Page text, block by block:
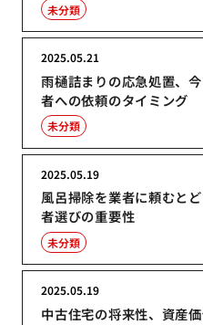
未分類
雨樋詰まりの応急処置、
者への依頼のタイミング
2025.05.21
未分類
風呂掃除を業者に頼むと
者選びの重要性
2025.05.19
未分類
中古住宅の将来性、資産
2025.05.19